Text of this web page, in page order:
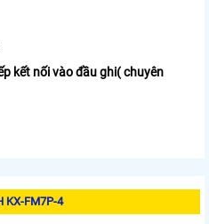
kết nối vào đầu ghi( chuyên
KX-FM7P-4